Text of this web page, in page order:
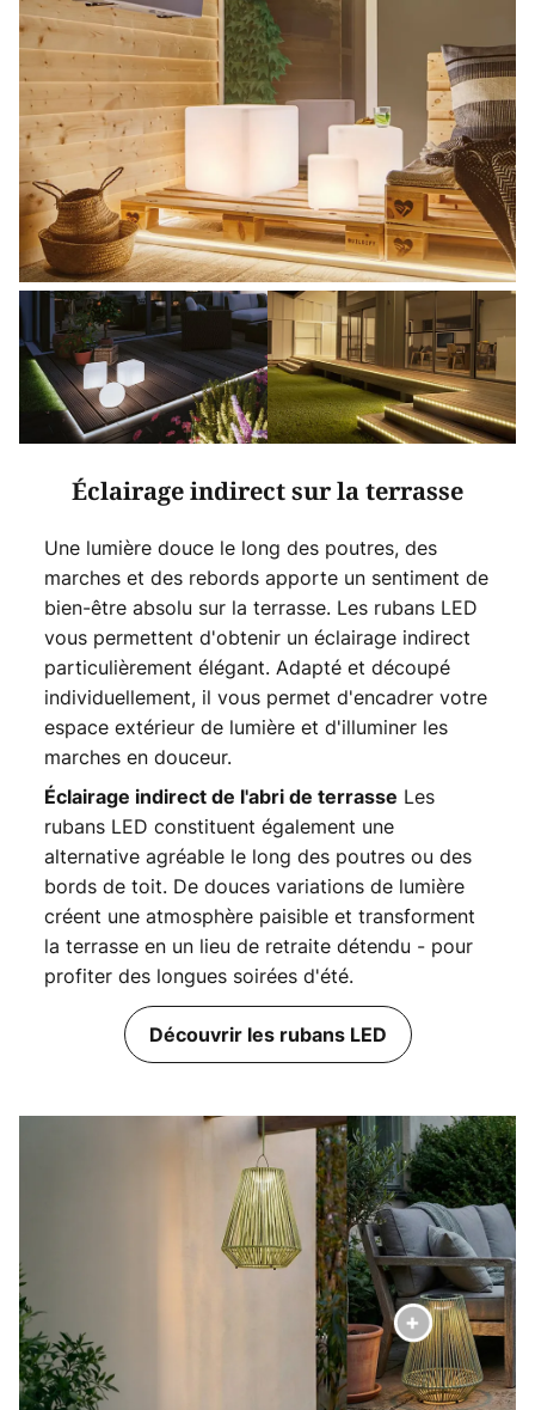
Éclairage indirect sur la terrasse
Une lumière douce le long des poutres, des
marches et des rebords apporte un sentiment de
bien-être absolu sur la terrasse. Les rubans LED
vous permettent d'obtenir un éclairage indirect
particulièrement élégant. Adapté et découpé
individuellement, il vous permet d'encadrer votre
espace extérieur de lumière et d'illuminer les
marches en douceur.
Éclairage indirect de l'abri de terrasse Les
rubans LED constituent également une
alternative agréable le long des poutres ou des
bords de toit. De douces variations de lumière
créent une atmosphère paisible et transforment
la terrasse en un lieu de retraite détendu - pour
profiter des longues soirées d'été.
Découvrir les rubans LED